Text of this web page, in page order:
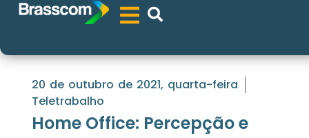
20 de outubro de 2021, quarta-feira
Teletrabalho
Home Office: Percepção e